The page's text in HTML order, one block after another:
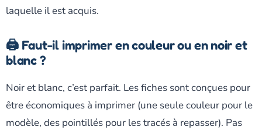
laquelle il est acquis.
🖨️ Faut-il imprimer en couleur ou en noir et
blanc ?
Noir et blanc, c’est parfait. Les fiches sont conçues pour
être économiques à imprimer (une seule couleur pour le
modèle, des pointillés pour les tracés à repasser). Pas